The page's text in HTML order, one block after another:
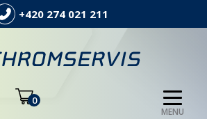
+420 274 021 211
0
MENU